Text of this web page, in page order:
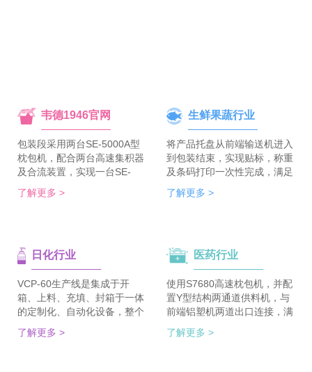
韦德1946官网
包装段采用两台SE-5000A型
枕包机，配合两台高速集积器
及合流装置，实现一台SE-
5700A-BX枕包机完成整线的
集合包包装，分道装置完成生
器、一侧配集合包集积器，实
现在一台机器上完成两种形式
的自动装箱。 占地空间减
半，一条生产线实现两种形式
的包装及装箱，人员数量减半
大降低。
了解更多 >
生鲜果蔬行业
将产品托盘从前端输送机进入
到包装结束，实现贴标，称重
及条码打印一次性完成，满足
客户包装效率120个/min的包
装需求。 多种物品包装的兼
了解更多 >
日化行业
VCP-60生产线是集成于开
箱、上料、充填、封箱于一体
的定制化、自动化设备，整个
生产线采用独立伺服匹配节拍
协调运行，实现灵活更稳定。
了解更多 >
医药行业
使用S7680高速枕包机，并配
置Y型结构两通道供料机，与
前端铝塑机两道出口连接，满
足了枕包机的稳定供料，又缩
短了设备总长。枕包机单道输
了解更多 >